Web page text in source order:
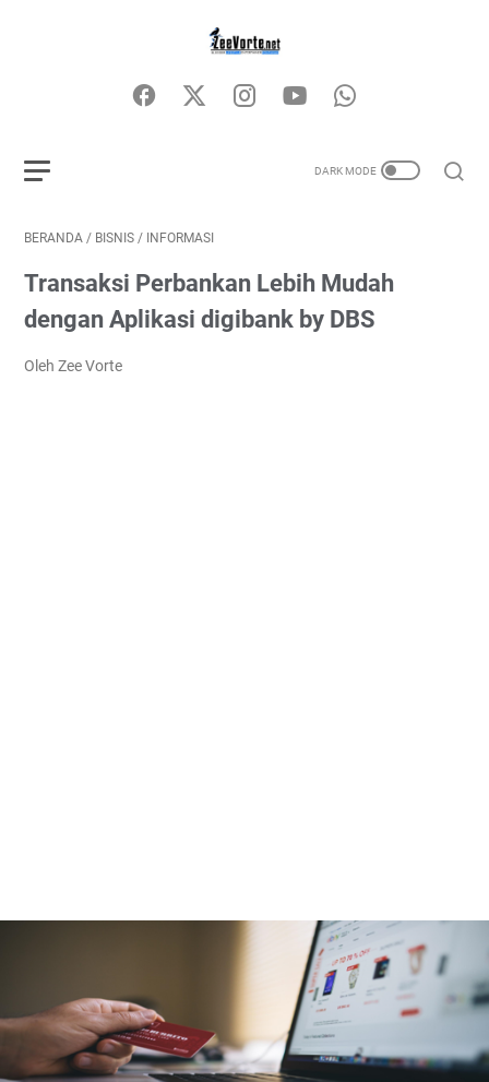
BERANDA / BISNIS / INFORMASI
Transaksi Perbankan Lebih Mudah
dengan Aplikasi digibank by DBS
Oleh Zee Vorte